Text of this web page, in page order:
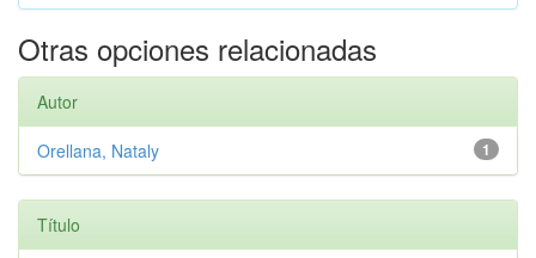
Otras opciones relacionadas
Autor
1
Orellana, Nataly
Título